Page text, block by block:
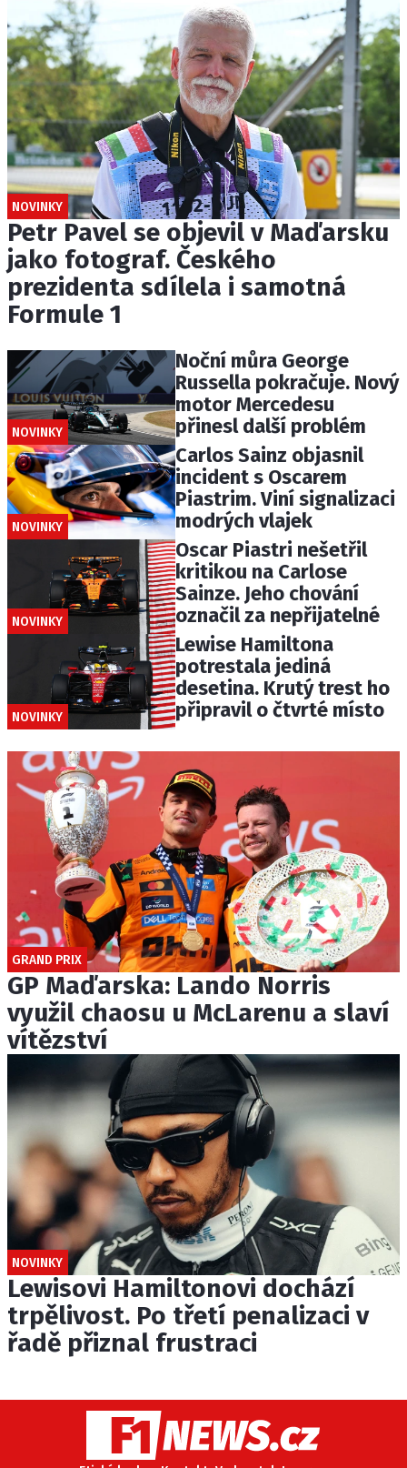
NOVINKY
Petr Pavel se objevil v Maďarsku
jako fotograf. Českého
prezidenta sdílela i samotná
Formule 1
NOVINKY
Noční můra George
Russella pokračuje. Nový
motor Mercedesu
přinesl další problém
NOVINKY
Carlos Sainz objasnil
incident s Oscarem
Piastrim. Viní signalizaci
modrých vlajek
NOVINKY
Oscar Piastri nešetřil
kritikou na Carlose
Sainze. Jeho chování
označil za nepřijatelné
NOVINKY
Lewise Hamiltona
potrestala jediná
desetina. Krutý trest ho
připravil o čtvrté místo
GRAND PRIX
GP Maďarska: Lando Norris
využil chaosu u McLarenu a slaví
vítězství
NOVINKY
Lewisovi Hamiltonovi dochází
trpělivost. Po třetí penalizaci v
řadě přiznal frustraci